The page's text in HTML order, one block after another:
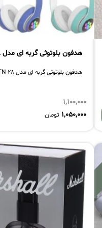
هدفون بلوتوثی گربه ای مدل STN-28
هدفون بلوتوثی گربه ای مدل STN-28
1,050,000 تومان
1,100,000